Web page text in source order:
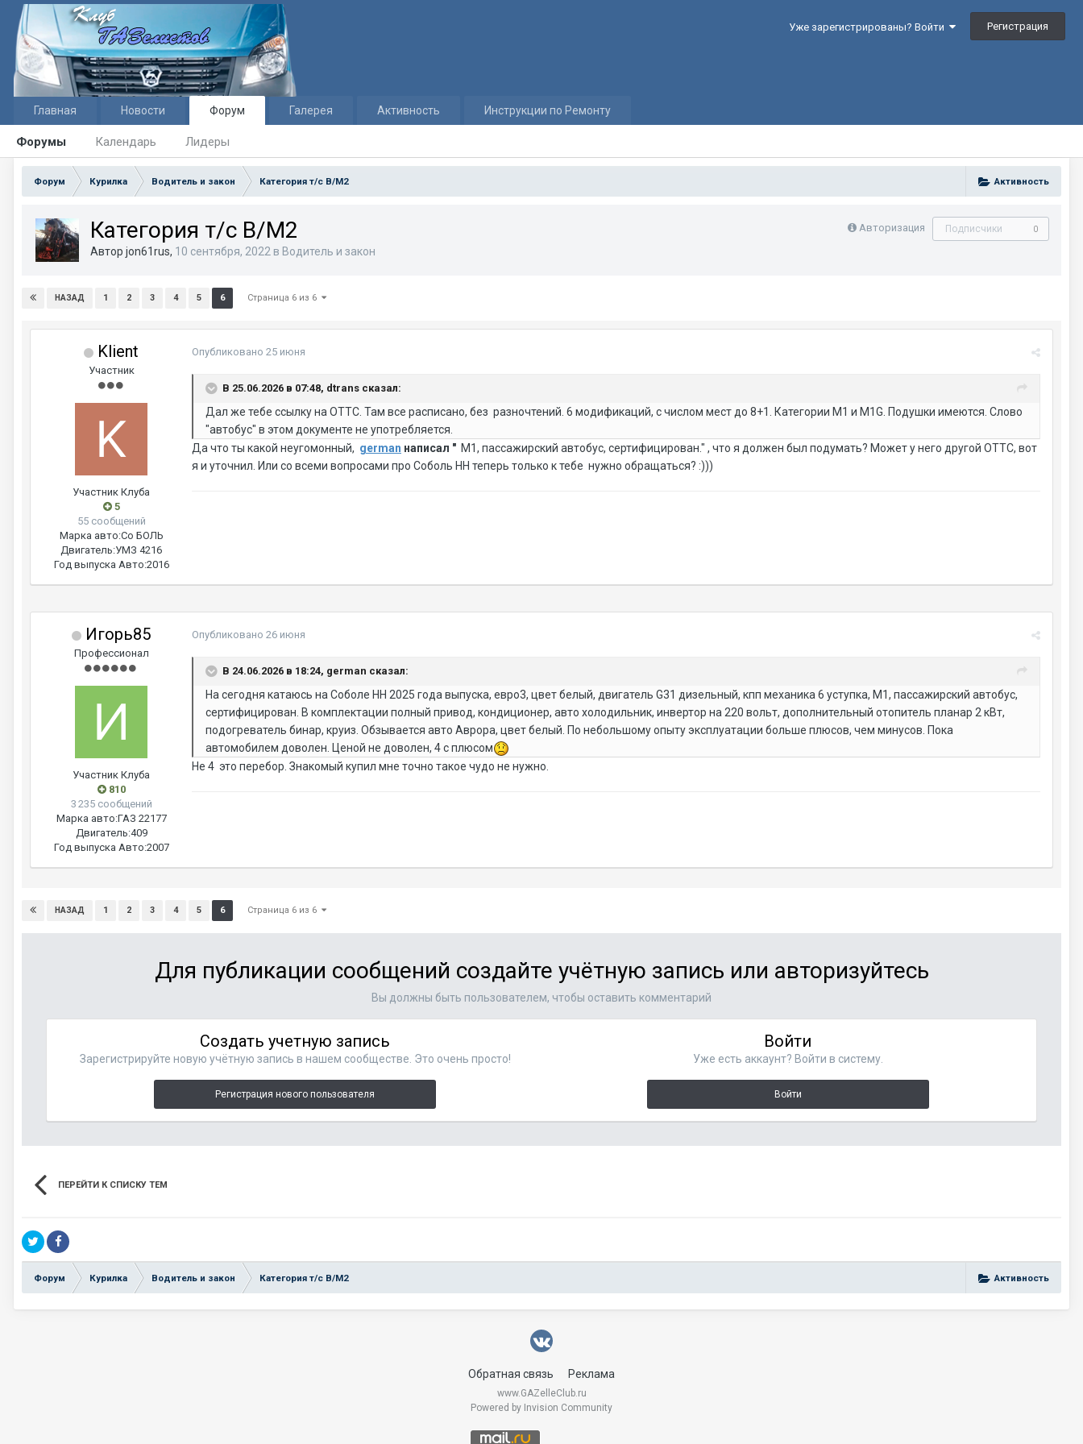
Уже зарегистрированы? Войти Регистрация
Главная Новости Форум
Форумы Календарь Лидеры
Галерея Активность Инструкции по Ремонту
Активность
Форум Курилка Водитель и закон Категория т/с В/М2
Авторизация Подписчики 0
Категория т/с В/М2
Автор jon61rus, 10 сентября, 2022 в Водитель и закон
НАЗАД 1 2 3 4 5 6 Страница 6 из 6
Klient
Участник
Участник Клуба
5
55 сообщений
Марка авто:Со БОЛЬ
Двигатель:УМЗ 4216
Год выпуска Авто:2016
Опубликовано 25 июня
В 25.06.2026 в 07:48, dtrans сказал:
Дал же тебе ссылку на ОТТС. Там все расписано, без разночтений. 6 модификаций, с числом мест до 8+1. Категории М1 и М1G. Подушки имеются. Слово
"автобус" в этом документе не употребляется.
Да что ты какой неугомонный, german написал " М1, пассажирский автобус, сертифицирован." , что я должен был подумать? Может у него другой ОТТС, вот
я и уточнил. Или со всеми вопросами про Соболь НН теперь только к тебе нужно обращаться? :)))
Игорь85
Профессионал
Участник Клуба
810
3 235 сообщений
Марка авто:ГАЗ 22177
Двигатель:409
Год выпуска Авто:2007
Опубликовано 26 июня
В 24.06.2026 в 18:24, german сказал:
На сегодня катаюсь на Соболе НН 2025 года выпуска, евро3, цвет белый, двигатель G31 дизельный, кпп механика 6 уступка, М1, пассажирский автобус,
сертифицирован. В комплектации полный привод, кондиционер, авто холодильник, инвертор на 220 вольт, дополнительный отопитель планар 2 кВт,
подогреватель бинар, круиз. Обзывается авто Аврора, цвет белый. По небольшому опыту эксплуатации больше плюсов, чем минусов. Пока
автомобилем доволен. Ценой не доволен, 4 с плюсом
Не 4 это перебор. Знакомый купил мне точно такое чудо не нужно.
НАЗАД 1 2 3 4 5 6 Страница 6 из 6
Для публикации сообщений создайте учётную запись или авторизуйтесь
Вы должны быть пользователем, чтобы оставить комментарий
Создать учетную запись
Зарегистрируйте новую учётную запись в нашем сообществе. Это очень просто!
Регистрация нового пользователя
Войти
Уже есть аккаунт? Войти в систему.
Войти
ПЕРЕЙТИ К СПИСКУ ТЕМ
Активность
Форум Курилка Водитель и закон Категория т/с В/М2
Обратная связь Реклама
www.GAZelleClub.ru
Powered by Invision Community